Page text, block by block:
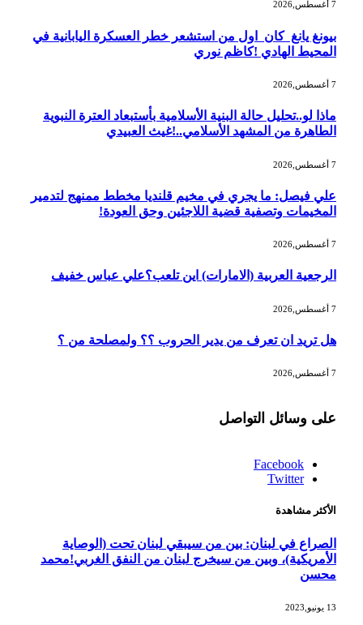
بيونغ يانغ كان اول من استشعر خطر العسكرة اليابانية في
المحيط الهادي !كاظم نوري
ماذا لو..تحليل حالة البنية الأسلامية بأستبعاد العترة النبوية
الطاهرة من المشهد الأسلامي..!غيث العبيدي
علي فيصل: ما يجري في مخيم قلنديا مخطط ممنهج لتدمير
المخيمات وتصفية قضية اللاجئين وحق العودة!
الرجعية العربية (الامارات) اين تلعب؟علي عباس خفيف
هل تريد ان تعرف من يدير الحروب ؟؟ ولمصلحة من ؟
على وسائل التواصل
Facebook
Twitter
الأكثر مشاهدة
الصراع في لبنان: بين من سيبقي لبنان تحت (الوصاية
الأمريكية)، وبين من سيخرج لبنان من النفق الغربي!محمد
محسن
13 يونيو,2023